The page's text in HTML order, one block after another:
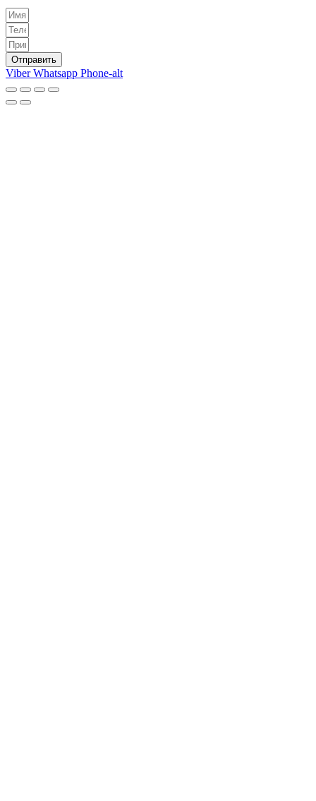
Отправить
Viber Whatsapp Phone-alt